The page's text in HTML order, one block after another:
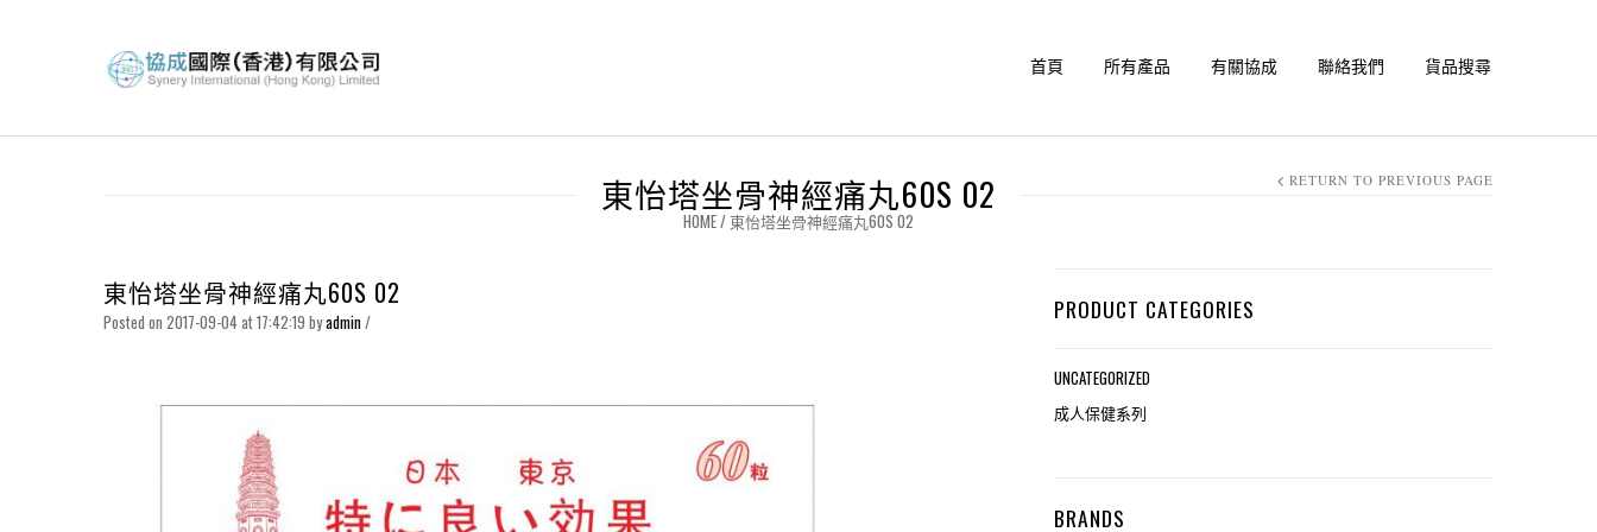
首頁 所有產品 有關協成 聯絡我們 貨品搜尋
東怡塔坐骨神經痛丸60S 02
HOME/ 東怡塔坐骨神經痛丸60S 02
RETURN TO PREVIOUS PAGE
東怡塔坐骨神經痛丸60S 02
Posted on 2017-09-04 at 17:42:19 byadmin/ PRODUCT CATEGORIES
UNCATEGORIZED
成人保健系列
BRANDS